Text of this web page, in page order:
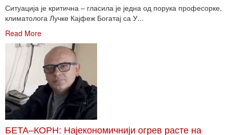
Ситуација је критична – гласила је једна од порука професорке,
климатолога Лучке Кајфеж Богатај са У...
Read More
БЕТА–КОРН: Најекономичнији огрев расте на